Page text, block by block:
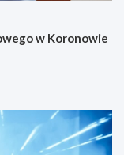
w Koronowie